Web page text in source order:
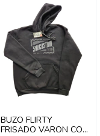
BUZO FLIRTY
FRISADO VARON CON